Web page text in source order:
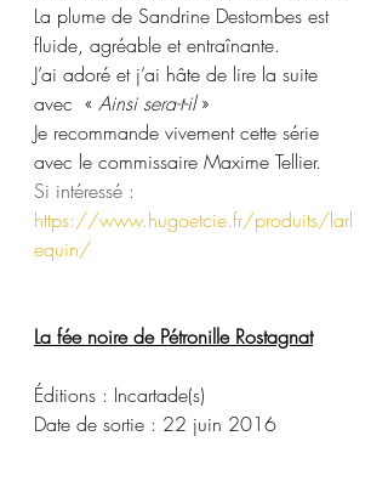
La plume de Sandrine Destombes est
fluide, agréable et entraînante.
J’ai adoré et j’ai hâte de lire la suite
avec  « Ainsi sera-t-il »
Je recommande vivement cette série
avec le commissaire Maxime Tellier.
Si intéressé :
https://www.hugoetcie.fr/produits/larl
equin/
La fée noire de Pétronille Rostagnat
Éditions : Incartade(s)
Date de sortie : 22 juin 2016